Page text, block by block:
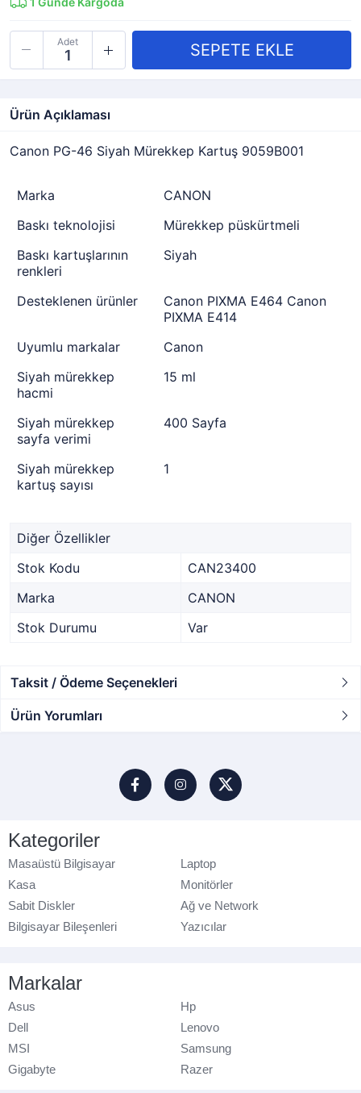
Adet
Ürün Açıklaması
Canon PG-46 Siyah Mürekkep Kartuş 9059B001
Marka
CANON
Baskı teknolojisi
Mürekkep püskürtmeli
Baskı kartuşlarının
renkleri
Siyah
Desteklenen ürünler
Canon PIXMA E464 Canon
PIXMA E414
Uyumlu markalar
Canon
Siyah mürekkep
hacmi
15 ml
Siyah mürekkep
sayfa verimi
400 Sayfa
Siyah mürekkep
kartuş sayısı
1
Diğer Özellikler
Stok Kodu
CAN23400
Marka
CANON
Stok Durumu
Var
Taksit / Ödeme Seçenekleri
Ürün Yorumları
Kategoriler
Masaüstü Bilgisayar
Laptop
Kasa
Monitörler
Sabit Diskler
Ağ ve Network
Bilgisayar Bileşenleri
Yazıcılar
Markalar
Asus
Hp
Dell
Lenovo
MSI
Samsung
Gigabyte
Razer